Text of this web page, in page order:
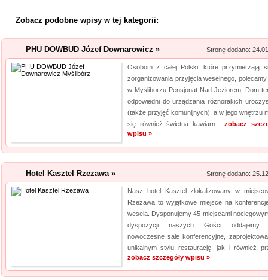
produktów, przydatnych tak
obejmuje m. in. wytrzymałe
Kalendarz
Szukasz przykuwających
mysz? Niezwłocznie
mysz, również ją u nas
jakośc...
Rehabilitacja
Mikropolaryzacja mózgu, to
o powrót do pełnej
nieinwazyjna. Wykonuje ją
Michałkowo. Oczywiście
dopasowan...
Zobacz podobne wpisy w tej kategorii:
PHU DOWBUD Józef Downarowicz » Stronę dodano:
Osobom z całej Polski, które przymierzają
zorganizowania przyjęcia weselnego,
w Myśliborzu Pensjonat Nad Jeziorem. Dom
odpowiedni do urządzania różnorakich
(także przyjęć komunijnych), a w jego wnętrzu
się również świetna kawiarn...zobacz
wpisu »
Hotel Kasztel Rzezawa » Stronę dodano:
Nasz hotel Kasztel zlokalizowany w
Rzezawa to wyjątkowe miejsce na
wesela. Dysponujemy 45 miejscami
dyspozycji naszych Gości oddajemy
nowoczesne sale konferencyjne,
unikalnym stylu restaurację, jak i również
zobacz szczegóły wpisu »